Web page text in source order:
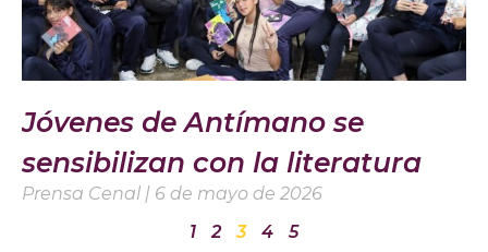
Jóvenes de Antímano se
sensibilizan con la literatura
Prensa Cenal
6 de mayo de 2026
1
2 3 4 5